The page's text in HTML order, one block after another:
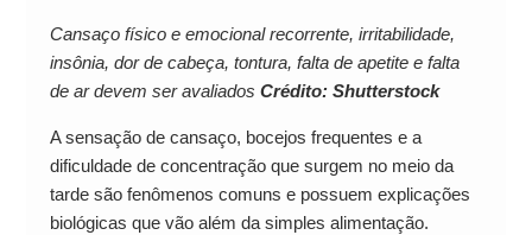
Cansaço físico e emocional recorrente, irritabilidade,
insônia, dor de cabeça, tontura, falta de apetite e falta
de ar devem ser avaliados Crédito: Shutterstock
A sensação de cansaço, bocejos frequentes e a
dificuldade de concentração que surgem no meio da
tarde são fenômenos comuns e possuem explicações
biológicas que vão além da simples alimentação.